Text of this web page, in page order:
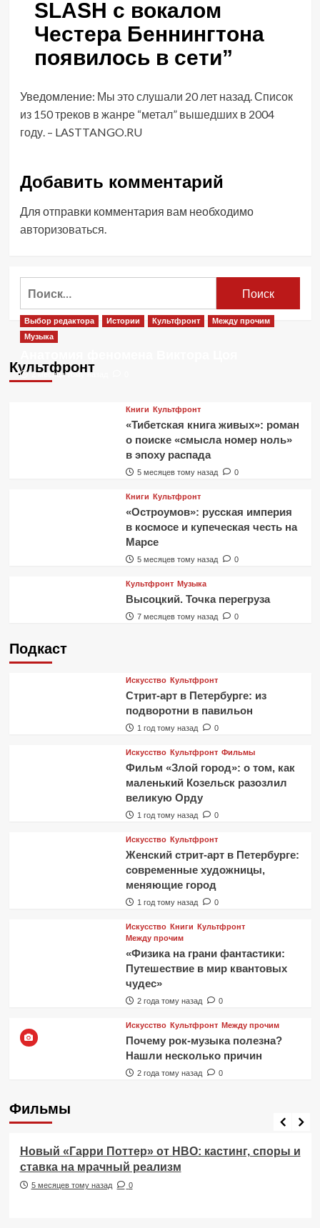
SLASH с вокалом
Честера Беннингтона
появилось в сети”
Уведомление: Мы это слушали 20 лет назад. Список
из 150 треков в жанре “метал” вышедших в 2004
году. – LASTTANGO.RU
Добавить комментарий
Для отправки комментария вам необходимо
авторизоваться.
Культфронт
Выбор редактора Истории Культфронт
Между прочим
Музыка
2 месяца тому назад
Книги Культфронт
«Тибетская книга живых»: роман
о поиске «смысла номер ноль»
в эпоху распада
5 месяцев тому назад 0
Книги Культфронт
«Остроумов»: русская империя
в космосе и купеческая честь на
Марсе
5 месяцев тому назад 0
Культфронт Музыка
Высоцкий. Точка перегруза
7 месяцев тому назад 0
Подкаст
Искусство Культфронт
Стрит-арт в Петербурге: из
подворотни в павильон
1 год тому назад 0
Искусство Культфронт Фильмы
Фильм «Злой город»: о том, как
маленький Козельск разозлил
великую Орду
1 год тому назад 0
Искусство Культфронт
Женский стрит-арт в Петербурге:
современные художницы,
меняющие город
1 год тому назад 0
Искусство Книги
Культфронт
Между прочим
«Физика на грани фантастики:
Путешествие в мир квантовых
чудес»
2 года тому назад 0
Искусство Культфронт Между прочим
Почему рок-музыка полезна?
Нашли несколько причин
2 года тому назад 0
Фильмы
Фильмы
Новый «Гарри Поттер» от HBO: кастинг, споры и
ставка на мрачный реализм
5 месяцев тому назад 0